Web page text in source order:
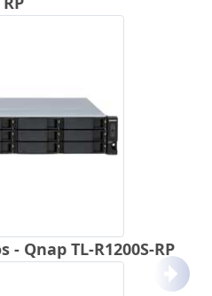
- Qnap TL-R1200S-RP